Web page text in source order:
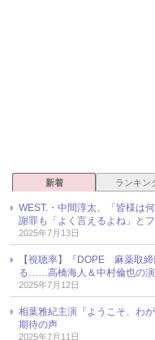
新着 ランキン
WEST.・中間淳太、「皆様は
謝罪も「よく言えるよね」と
2025年7月13日
【視聴率】『DOPE 麻薬取
る……高橋海人＆中村倫也の
2025年7月12日
相葉雅紀主演『ようこそ、わ
期待の声
2025年7月11日